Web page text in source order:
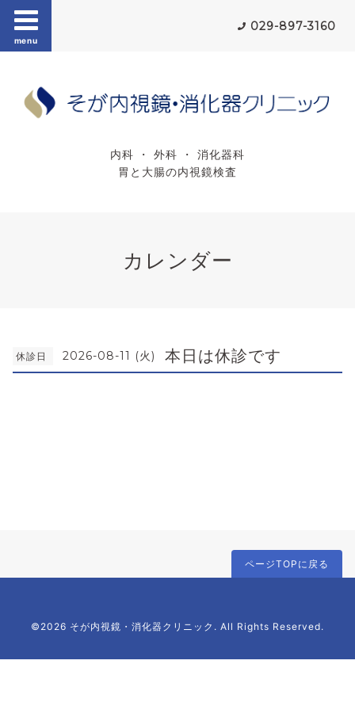
menu
029-897-3160
内科 ・ 外科 ・ 消化器科
胃と大腸の内視鏡検査
カレンダー
休診日 2026-08-11 (火) 本日は休診です
ページTOPに戻る
©2026 そが内視鏡・消化器クリニック. All Rights Reserved.